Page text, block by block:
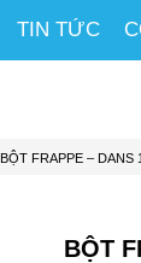
TIN TỨC
BỘT FRAPPE – DANS
BỘT